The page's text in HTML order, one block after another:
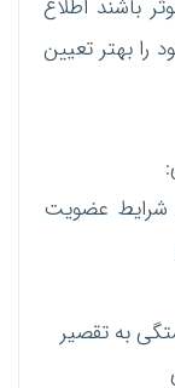
باشند اطلاع
بهتر تعیین
شرایط عضویت
به تقصیر